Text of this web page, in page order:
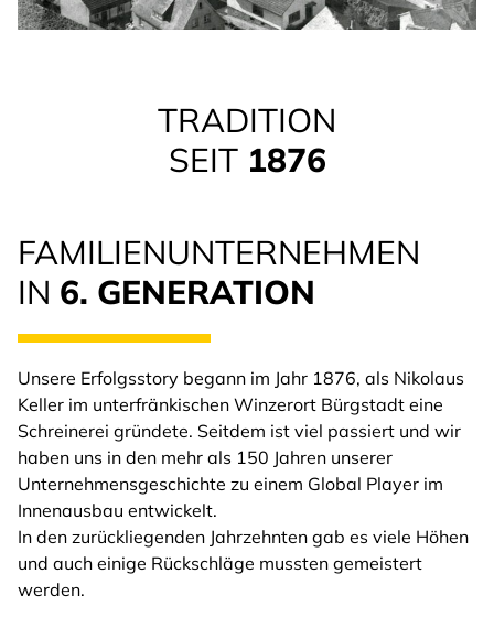
TRADITION
SEIT 1876
FAMILIENUNTERNEHMEN
IN 6. GENERATION
Unsere Erfolgsstory begann im Jahr 1876, als Nikolaus
Keller im unterfränkischen Winzerort Bürgstadt eine
Schreinerei gründete. Seitdem ist viel passiert und wir
haben uns in den mehr als 150 Jahren unserer
Unternehmensgeschichte zu einem Global Player im
Innenausbau entwickelt.
In den zurückliegenden Jahrzehnten gab es viele Höhen
und auch einige Rückschläge mussten gemeistert
werden.